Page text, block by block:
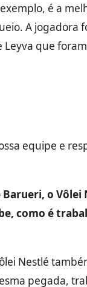
é a
A
Leyva que
equipe e
o
como é
Nestlé
pegada,